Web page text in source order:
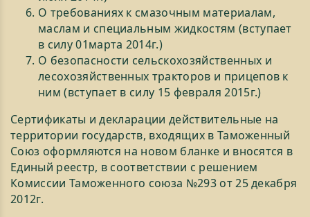
О требованиях к смазочным материалам,
маслам и специальным жидкостям (вступает
в силу 01марта 2014г.)
О безопасности сельскохозяйственных и
лесохозяйственных тракторов и прицепов к
ним (вступает в силу 15 февраля 2015г.)
Сертификаты и декларации действительные на
территории государств, входящих в Таможенный
Союз оформляются на новом бланке и вносятся в
Единый реестр, в соответствии с решением
Комиссии Таможенного cоюза №293 от 25 декабря
2012г.